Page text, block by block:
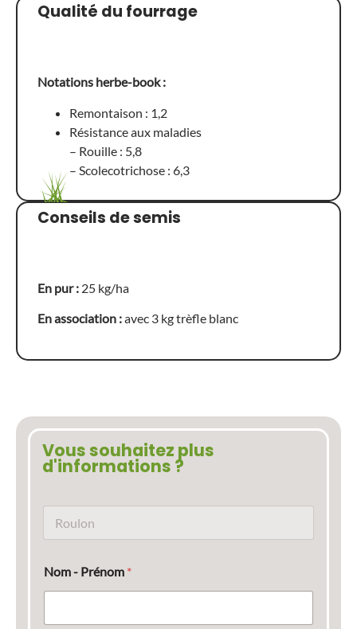
Qualité du fourrage
Notations herbe-book :
Remontaison : 1,2
Résistance aux maladies
– Rouille : 5,8
– Scolecotrichose : 6,3
Conseils de semis
En pur : 25 kg/ha
En association :avec 3 kg trèfle blanc
Vous souhaitez plus
d'informations ?
m
u
p
Nom - Prénom *